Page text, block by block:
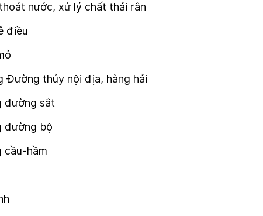
nước, xử lý chất thải rắn
điều
Đường thủy nội địa, hàng hải
đường sắt
đường bộ
cầu-hầm